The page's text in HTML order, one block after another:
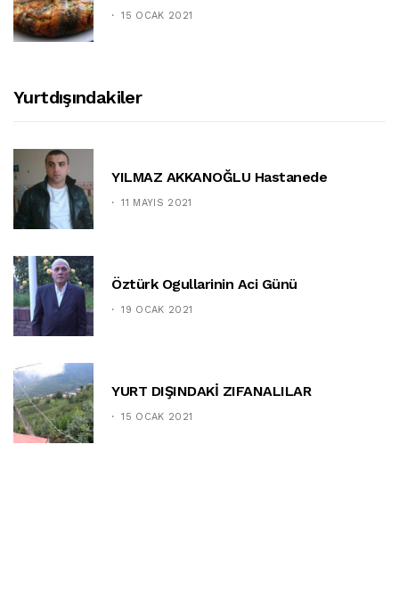
15 OCAK 2021
Yurtdışındakiler
YILMAZ AKKANOĞLU Hastanede
11 MAYIS 2021
Öztürk Ogullarinin Aci Günü
19 OCAK 2021
YURT DIŞINDAKİ ZIFANALILAR
15 OCAK 2021